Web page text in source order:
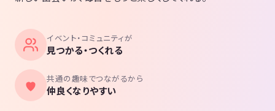
イベント・コミュニティが
見つかる・つくれる
共通の趣味でつながるから
仲良くなりやすい